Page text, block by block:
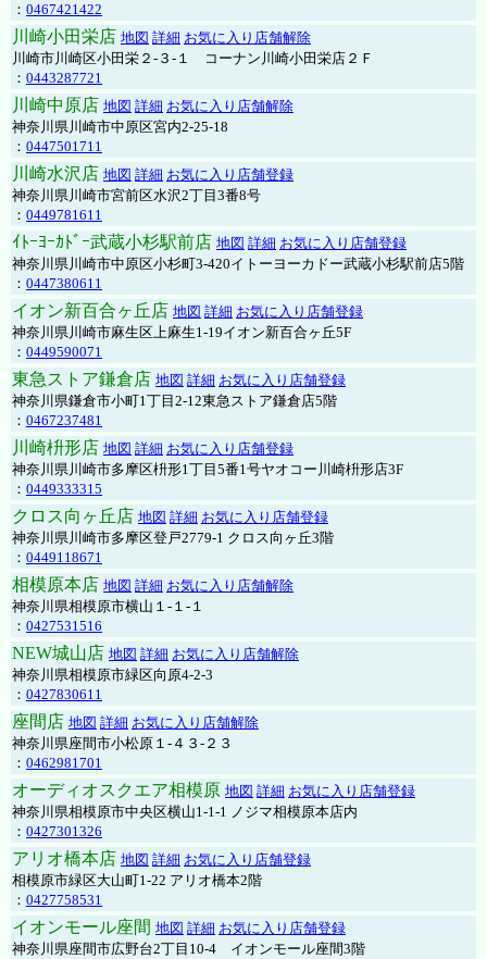
： 0467421422
川崎小田栄店 地図 詳細 お気に入り店舗解除
川崎市川崎区小田栄２‐３‐１ コーナン川崎小田栄店２Ｆ
： 0443287721
川崎中原店 地図 詳細 お気に入り店舗解除
神奈川県川崎市中原区宮内2-25-18
： 0447501711
川崎水沢店 地図 詳細 お気に入り店舗登録
神奈川県川崎市宮前区水沢2丁目3番8号
： 0449781611
ｲﾄｰﾖｰｶﾄﾞｰ武蔵小杉駅前店 地図 詳細 お気に入り店舗登録
神奈川県川崎市中原区小杉町3-420イトーヨーカドー武蔵小杉駅前店5階
： 0447380611
イオン新百合ヶ丘店 地図 詳細 お気に入り店舗登録
神奈川県川崎市麻生区上麻生1-19イオン新百合ヶ丘5F
： 0449590071
東急ストア鎌倉店 地図 詳細 お気に入り店舗登録
神奈川県鎌倉市小町1丁目2-12東急ストア鎌倉店5階
： 0467237481
川崎枡形店 地図 詳細 お気に入り店舗登録
神奈川県川崎市多摩区枡形1丁目5番1号ヤオコー川崎枡形店3F
： 0449333315
クロス向ヶ丘店 地図 詳細 お気に入り店舗登録
神奈川県川崎市多摩区登戸2779-1 クロス向ヶ丘3階
： 0449118671
相模原本店 地図 詳細 お気に入り店舗解除
神奈川県相模原市横山１-１-１
： 0427531516
NEW城山店 地図 詳細 お気に入り店舗解除
神奈川県相模原市緑区向原4-2-3
： 0427830611
座間店 地図 詳細 お気に入り店舗解除
神奈川県座間市小松原１-４３-２３
： 0462981701
オーディオスクエア相模原 地図 詳細 お気に入り店舗登録
神奈川県相模原市中央区横山1-1-1 ノジマ相模原本店内
： 0427301326
アリオ橋本店 地図 詳細 お気に入り店舗登録
相模原市緑区大山町1-22 アリオ橋本2階
： 0427758531
イオンモール座間 地図 詳細 お気に入り店舗登録
神奈川県座間市広野台2丁目10-4 イオンモール座間3階